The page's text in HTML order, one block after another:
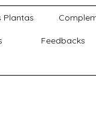
Plantas
Feedbacks